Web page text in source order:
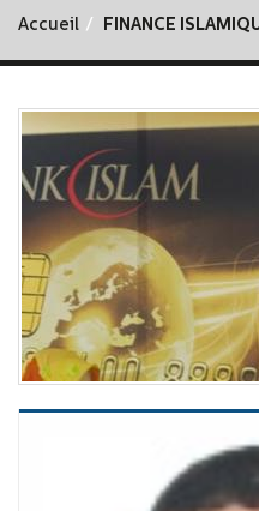
Accueil FINANCE